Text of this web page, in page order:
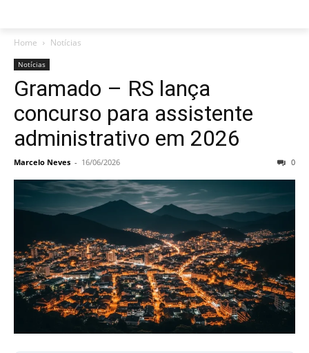
Home Notícias
Notícias
Gramado – RS lança
concurso para assistente
administrativo em 2026
Marcelo Neves - 16/06/2026 0